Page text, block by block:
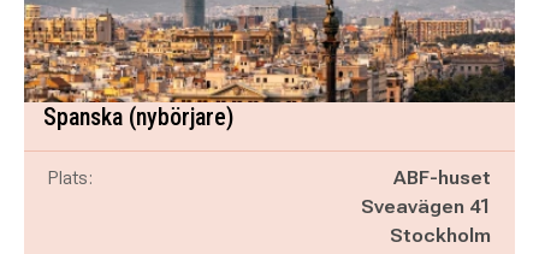
Spanska (nybörjare)
Plats:
ABF-huset
Sveavägen 41
Stockholm